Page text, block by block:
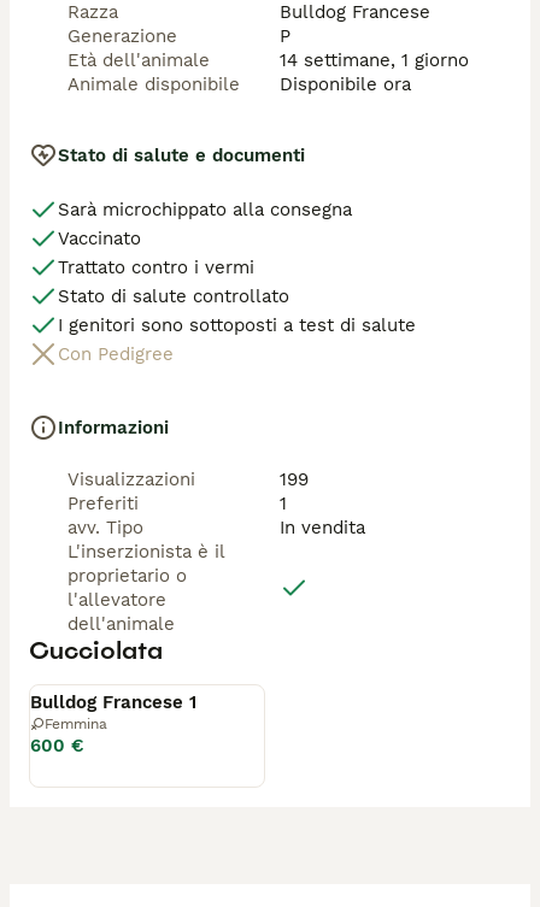
Razza
Bulldog Francese
Generazione
P
Età dell'animale
14 settimane, 1 giorno
Animale disponibile
Disponibile ora
Stato di salute e documenti
Sarà microchippato alla consegna
Vaccinato
Trattato contro i vermi
Stato di salute controllato
I genitori sono sottoposti a test di salute
Con Pedigree
Informazioni
Visualizzazioni
199
Preferiti
1
avv. Tipo
In vendita
L'inserzionista è il
proprietario o
l'allevatore
dell'animale
Cucciolata
Bulldog Francese 1
Femmina
600 €